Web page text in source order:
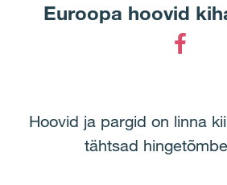
Euroopa hoovid
Hoovid ja pargid on linna
tähtsad